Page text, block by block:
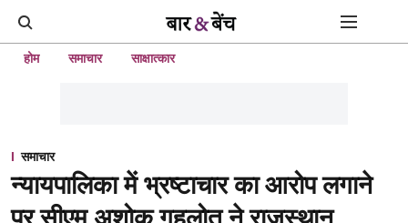
होम समाचार साक्षात्कार
समाचार
न्यायपालिका में भ्रष्टाचार का आरोप लगाने